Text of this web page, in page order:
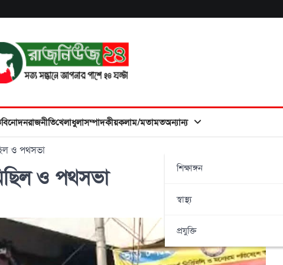
বিনোদনরাজনীতিখেলাধুলাসম্পাদকীয়কলাম/মতামতঅন্যান্য
শিক্ষাঙ্গন
স্বাস্থ্য
প্রযুক্তি
ও পথসভা
ও পথসভা